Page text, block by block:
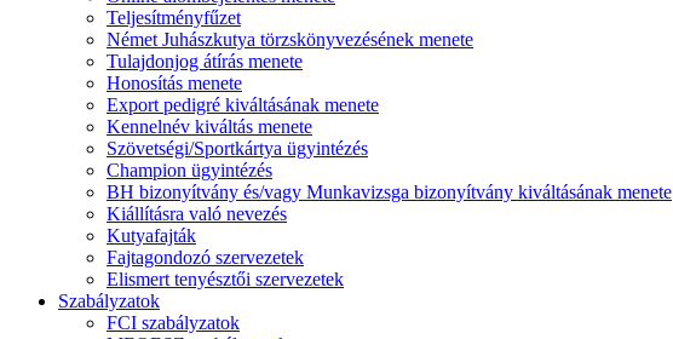
Teljesítményfűzet
Német Juhászkutya törzskönyvezésének menete
Tulajdonjog átírás menete
Honosítás menete
Export pedigré kiváltásának menete
Kennelnév kiváltás menete
Szövetségi/Sportkártya ügyintézés
Champion ügyintézés
BH bizonyítvány és/vagy Munkavizsga bizonyítvány kiváltásának menete
Kiállításra való nevezés
Kutyafajták
Fajtagondozó szervezetek
Elismert tenyésztői szervezetek
Szabályzatok
FCI szabályzatok